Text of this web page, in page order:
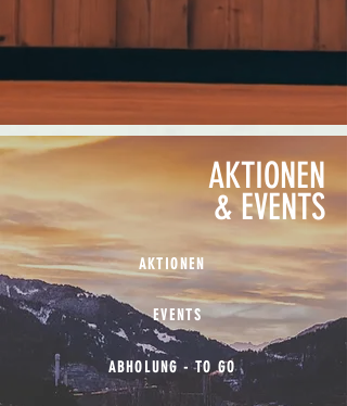
AKTIONEN
& EVENTS
AKTIONEN
EVENTS
ABHOLUNG - TO GO